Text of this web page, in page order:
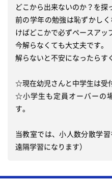
どこから出来ないのか？を探
前の学年の勉強は恥ずかし
けばどこかで必ずペースアッ
今解らなくても大丈夫です。
解らないと不安になったらす
☆現在幼児さんと中学生は受
☆小学生も定員オーバーの
す。
当教室では、小人数分散学
遠隔学習になります）